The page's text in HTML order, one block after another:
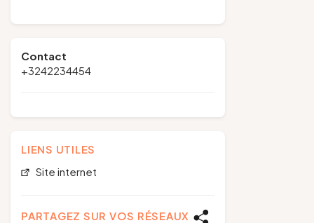
Contact
+3242234454
LIENS UTILES
Site internet
PARTAGEZ SUR VOS RÉSEAUX